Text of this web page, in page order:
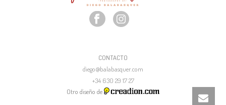
CONTACTO
diego@balabasquer.com
+34 630 29 17 27
Otro diseño de